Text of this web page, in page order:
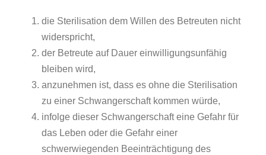
die Sterilisation dem Willen des Betreuten nicht
widerspricht,
der Betreute auf Dauer einwilligungsunfähig
bleiben wird,
anzunehmen ist, dass es ohne die Sterilisation
zu einer Schwangerschaft kommen würde,
infolge dieser Schwangerschaft eine Gefahr für
das Leben oder die Gefahr einer
schwerwiegenden Beeinträchtigung des